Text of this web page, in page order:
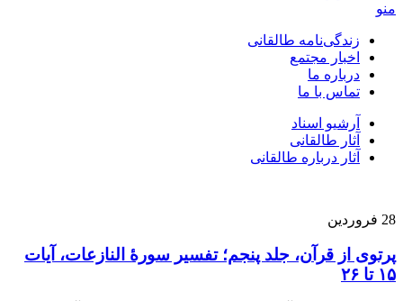
منو
زندگی‌نامه طالقانی
اخبار مجتمع
درباره ما
تماس با ما
آرشیو اسناد
آثار طالقانی
آثار درباره طالقانی
28 فروردین
پرتوی از قرآن، جلد پنجم؛ تفسیر سورۀ النازعات، آیات
۱۵ تا ۲۶